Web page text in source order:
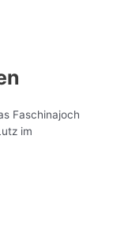
Faschinajoch
im